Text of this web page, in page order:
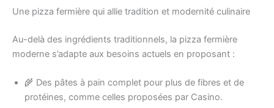
Une pizza fermière qui allie tradition et modernité culinaire
Au-delà des ingrédients traditionnels, la pizza fermière
moderne s’adapte aux besoins actuels en proposant :
🌾 Des pâtes à pain complet pour plus de fibres et de
protéines, comme celles proposées par Casino.